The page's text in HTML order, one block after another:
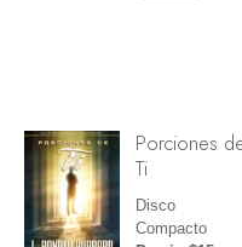
Porciones
Ti
Disco
Compacto